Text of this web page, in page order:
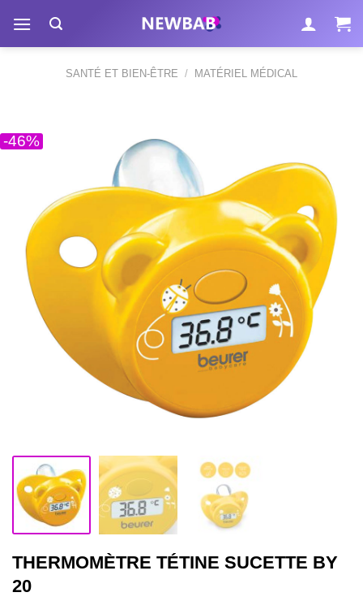
contenu
SANTÉ ET BIEN-ÊTRE / MATÉRIEL MÉDICAL
-46%
THERMOMÈTRE TÉTINE SUCETTE BY
20